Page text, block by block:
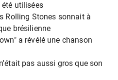
utilisées
Rolling Stones sonnait à
brésilienne
a révélé une chanson
pas aussi gros que son